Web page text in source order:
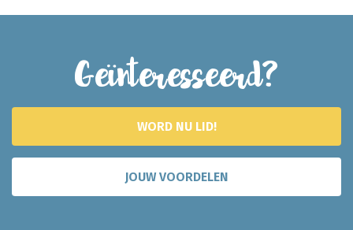
Geïnteresseerd?
WORD NU LID!
JOUW VOORDELEN